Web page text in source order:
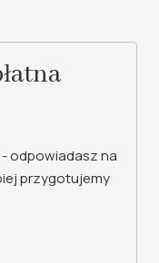
odpowiadasz na
przygotujemy